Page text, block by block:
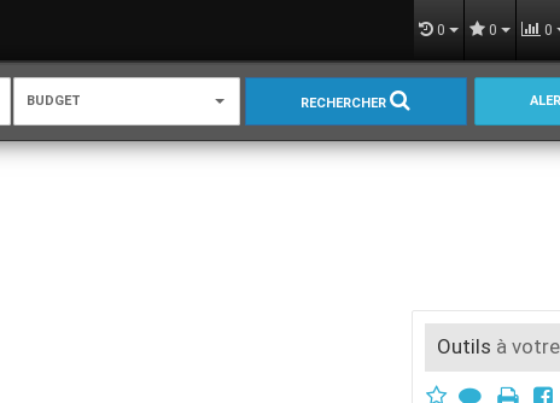
0 0 0
BUDGET RECHERCHER
Outils à